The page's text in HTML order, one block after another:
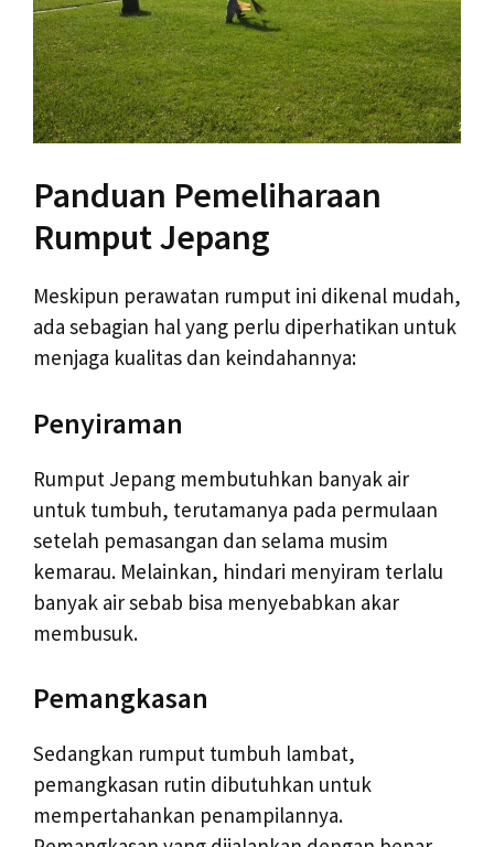
Panduan Pemeliharaan
Rumput Jepang
Meskipun perawatan rumput ini dikenal mudah,
ada sebagian hal yang perlu diperhatikan untuk
menjaga kualitas dan keindahannya:
Penyiraman
Rumput Jepang membutuhkan banyak air
untuk tumbuh, terutamanya pada permulaan
setelah pemasangan dan selama musim
kemarau. Melainkan, hindari menyiram terlalu
banyak air sebab bisa menyebabkan akar
membusuk.
Pemangkasan
Sedangkan rumput tumbuh lambat,
pemangkasan rutin dibutuhkan untuk
mempertahankan penampilannya.